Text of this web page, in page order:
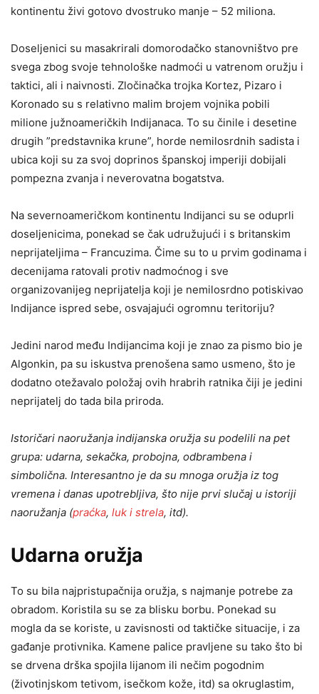
kontinentu živi gotovo dvostruko manje – 52 miliona.
Doseljenici su masakrirali domorodačko stanovništvo pre
svega zbog svoje tehnološke nadmoći u vatrenom oružju i
taktici, ali i naivnosti. Zločinačka trojka Kortez, Pizaro i
Koronado su s relativno malim brojem vojnika pobili
milione južnoameričkih Indijanaca. To su činile i desetine
drugih ”predstavnika krune”, horde nemilosrdnih sadista i
ubica koji su za svoj doprinos španskoj imperiji dobijali
pompezna zvanja i neverovatna bogatstva.
Na severnoameričkom kontinentu Indijanci su se oduprli
doseljenicima, ponekad se čak udružujući i s britanskim
neprijateljima – Francuzima. Čime su to u prvim godinama i
decenijama ratovali protiv nadmoćnog i sve
organizovanijeg neprijatelja koji je nemilosrdno potiskivao
Indijance ispred sebe, osvajajući ogromnu teritoriju?
Jedini narod među Indijancima koji je znao za pismo bio je
Algonkin, pa su iskustva prenošena samo usmeno, što je
dodatno otežavalo položaj ovih hrabrih ratnika čiji je jedini
neprijatelj do tada bila priroda.
Istoričari naoružanja indijanska oružja su podelili na pet
grupa: udarna, sekačka, probojna, odbrambena i
simbolična. Interesantno je da su mnoga oružja iz tog
vremena i danas upotrebljiva, što nije prvi slučaj u istoriji
naoružanja (praćka, luk i strela, itd).
Udarna oružja
To su bila najpristupačnija oružja, s najmanje potrebe za
obradom. Koristila su se za blisku borbu. Ponekad su
mogla da se koriste, u zavisnosti od taktičke situacije, i za
gađanje protivnika. Kamene palice pravljene su tako što bi
se drvena drška spojila lijanom ili nečim pogodnim
(životinjskom tetivom, isečkom kože, itd) sa okruglastim,